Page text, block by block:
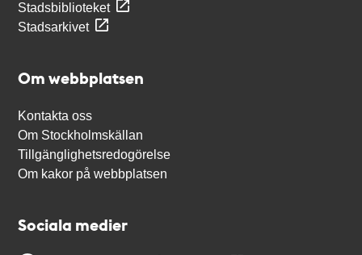
Stadsbiblioteket
Stadsarkivet
Om webbplatsen
Kontakta oss
Om Stockholmskällan
Tillgänglighetsredogörelse
Om kakor på webbplatsen
Sociala medier